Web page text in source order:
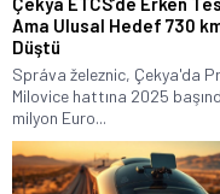
Ama Ulusal Hedef 730
Düştü
Správa železnic, Çekya'da
Milovice hattına 2025
milyon Euro...